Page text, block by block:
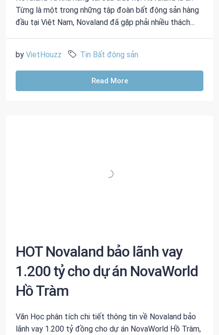
Từng là một trong những tập đoàn bất động sản hàng
đầu tại Việt Nam, Novaland đã gặp phải nhiều thách...
by VietHouzz Tin Bất động sản
Read More
HOT Novaland bảo lãnh vay
1.200 tỷ cho dự án NovaWorld
Hồ Tràm
Văn Học phân tích chi tiết thông tin về Novaland bảo
lãnh vay 1.200 tỷ đồng cho dự án NovaWorld Hồ Tràm,